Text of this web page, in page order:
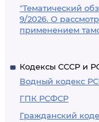
"Тематический
9/2026. О
применением
Кодексы СССР и
Водный кодекс
ГПК РСФСР
Гражданский